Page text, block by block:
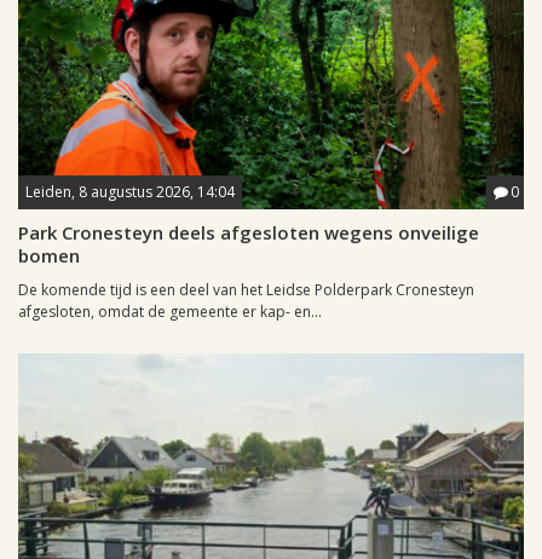
Leiden, 8 augustus 2026, 14:04 0
Park Cronesteyn deels afgesloten wegens onveilige
bomen
De komende tijd is een deel van het Leidse Polderpark Cronesteyn
afgesloten, omdat de gemeente er kap- en...